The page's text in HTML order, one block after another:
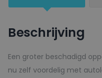
VIOLET
150ml
Beschrijving
Een groter beschadigd
nu zelf voordelig met